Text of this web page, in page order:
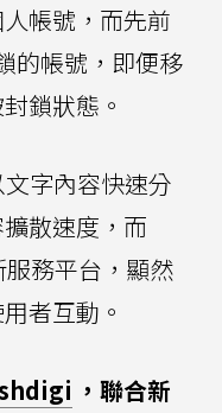
帳號，而先前
的帳號，即便移
鎖狀態。
字內容快速分
散速度，而
務平台，顯然
者互動。
，聯合新